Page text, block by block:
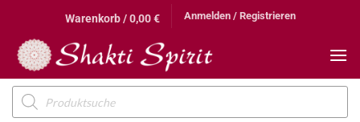
springen
Warenkorb /0,00€ Anmelden / Registrieren
Products
search